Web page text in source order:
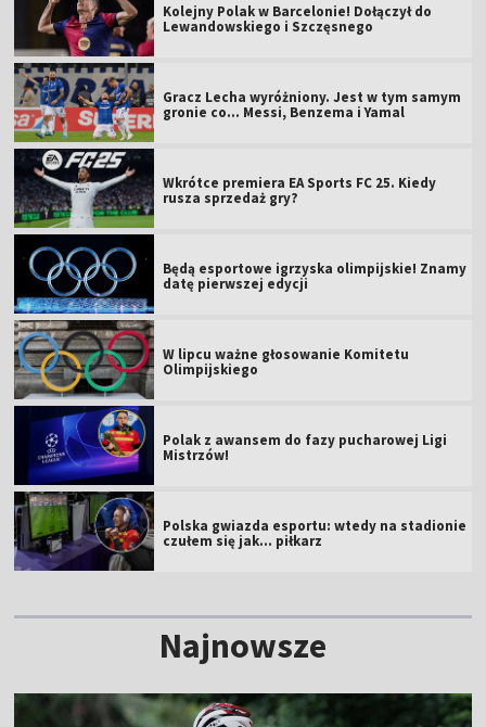
Kolejny Polak w Barcelonie! Dołączył do
Lewandowskiego i Szczęsnego
Gracz Lecha wyróżniony. Jest w tym samym
gronie co... Messi, Benzema i Yamal
Wkrótce premiera EA Sports FC 25. Kiedy
rusza sprzedaż gry?
Będą esportowe igrzyska olimpijskie! Znamy
datę pierwszej edycji
W lipcu ważne głosowanie Komitetu
Olimpijskiego
Polak z awansem do fazy pucharowej Ligi
Mistrzów!
Polska gwiazda esportu: wtedy na stadionie
czułem się jak... piłkarz
Najnowsze